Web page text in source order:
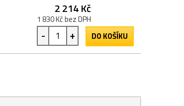
2 214 Kč
1 830 Kč bez DPH
- + DO KOŠÍKU